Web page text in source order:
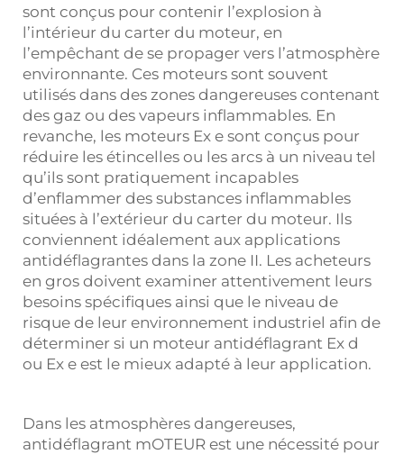
sont conçus pour contenir l’explosion à
l’intérieur du carter du moteur, en
l’empêchant de se propager vers l’atmosphère
environnante. Ces moteurs sont souvent
utilisés dans des zones dangereuses contenant
des gaz ou des vapeurs inflammables. En
revanche, les moteurs Ex e sont conçus pour
réduire les étincelles ou les arcs à un niveau tel
qu’ils sont pratiquement incapables
d’enflammer des substances inflammables
situées à l’extérieur du carter du moteur. Ils
conviennent idéalement aux applications
antidéflagrantes dans la zone II. Les acheteurs
en gros doivent examiner attentivement leurs
besoins spécifiques ainsi que le niveau de
risque de leur environnement industriel afin de
déterminer si un moteur antidéflagrant Ex d
ou Ex e est le mieux adapté à leur application.
Dans les atmosphères dangereuses,
antidéflagrant mOTEUR est une nécessité pour